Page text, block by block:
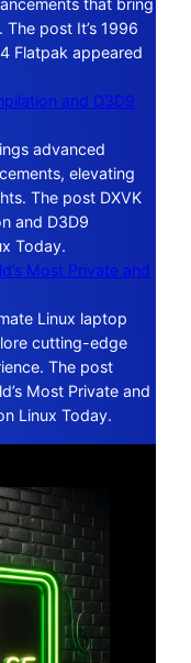
that bring
post It’s 1996
Flatpak appeared
and D3D9
advanced
elevating
The post DXVK
and D3D9
Today.
Most Private and
Linux laptop
cutting-edge
The post
Most Private and
Linux Today.